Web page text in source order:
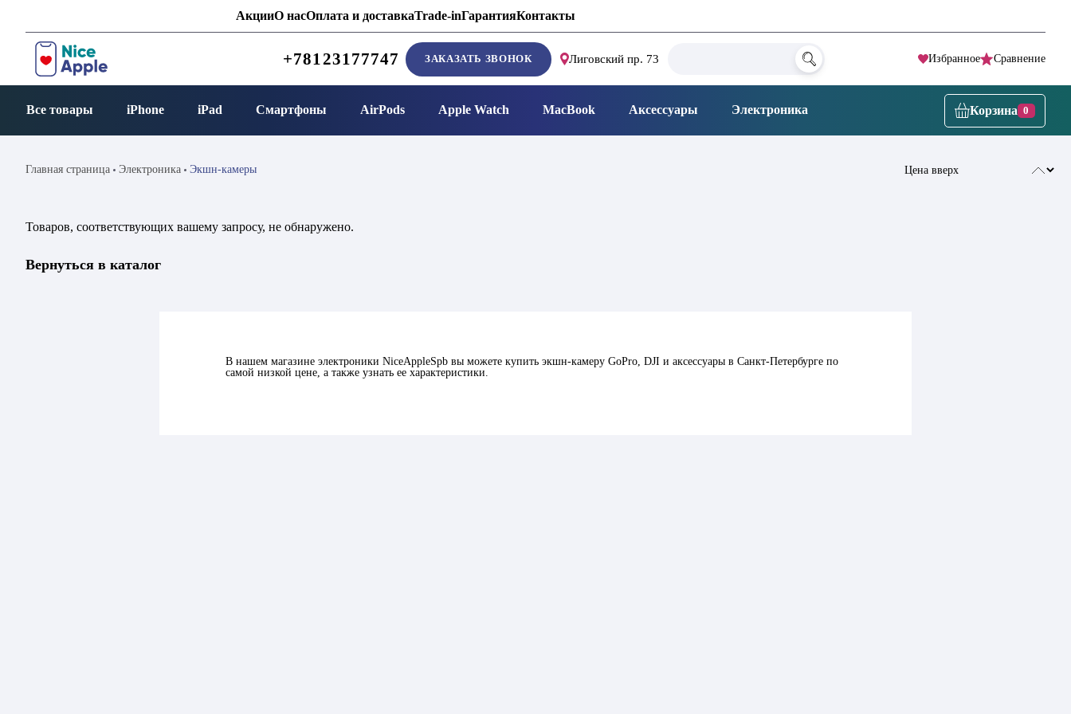
АкцииО насОплата и доставкаTrade-inГарантияКонтакты
+78123177747 ЗАКАЗАТЬ ЗВОНОК Лиговский пр. 73 Избранное Сравнение
Все товары iPhone iPad Смартфоны AirPods Apple Watch MacBook Аксессуары Электроника Корзина 0
Главная страница Электроника Экшн-камеры
Товаров, соответствующих вашему запросу, не обнаружено.
Вернуться в каталог
В нашем магазине электроники NiceAppleSpb вы можете купить экшн-камеру GoPro, DJI и аксессуары в Санкт-Петербурге по
самой низкой цене, а также узнать ее характеристики.